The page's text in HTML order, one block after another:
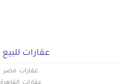
عقارات للبيع
عقارات مصر